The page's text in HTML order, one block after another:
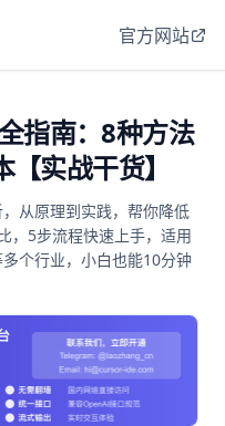
官方网站
指南：8种方法
实战干货】
从原理到实践，帮你降低
，5步流程快速上手，适用
个行业，小白也能10分钟